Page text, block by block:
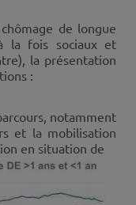
de longue
la fois sociaux et
la présentation
:
notamment
et la mobilisation
en situation de